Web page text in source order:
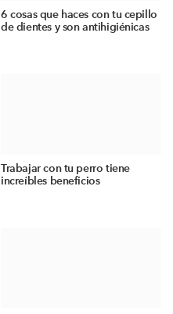
6 cosas que haces con tu cepillo
de dientes y son antihigiénicas
Trabajar con tu perro tiene
increíbles beneficios